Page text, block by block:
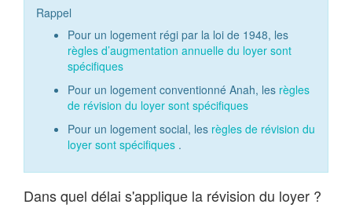
Rappel
Pour un logement régi par la loi de 1948, les
règles d’augmentation annuelle du loyer sont
spécifiques
Pour un logement conventionné Anah, les règles
de révision du loyer sont spécifiques
Pour un logement social, les règles de révision du
loyer sont spécifiques .
Dans quel délai s'applique la révision du loyer ?